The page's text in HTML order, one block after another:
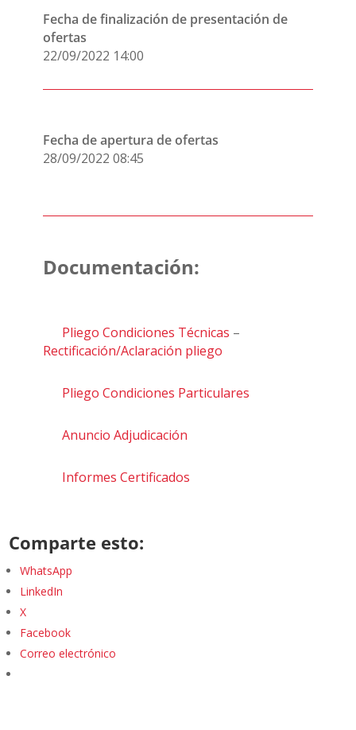
Fecha de finalización de presentación de
ofertas
22/09/2022 14:00
Fecha de apertura de ofertas
28/09/2022 08:45
Documentación:
Pliego Condiciones Técnicas –
Rectificación/Aclaración pliego
Pliego Condiciones Particulares
Anuncio Adjudicación
Informes Certificados
Comparte esto:
WhatsApp
LinkedIn
X
Facebook
Correo electrónico